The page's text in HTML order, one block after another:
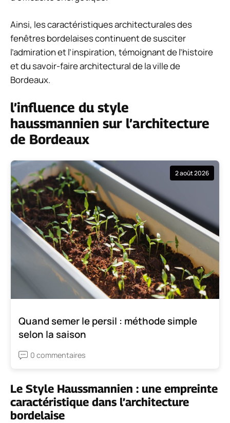
Ainsi, les caractéristiques architecturales des
fenêtres bordelaises continuent de susciter
l’admiration et l’inspiration, témoignant de l’histoire
et du savoir-faire architectural de la ville de
Bordeaux.
l’influence du style
haussmannien sur l’architecture
de Bordeaux
2 août 2026
Quand semer le persil : méthode simple
selon la saison
0 commentaires
Le Style Haussmannien : une empreinte
caractéristique dans l’architecture
bordelaise